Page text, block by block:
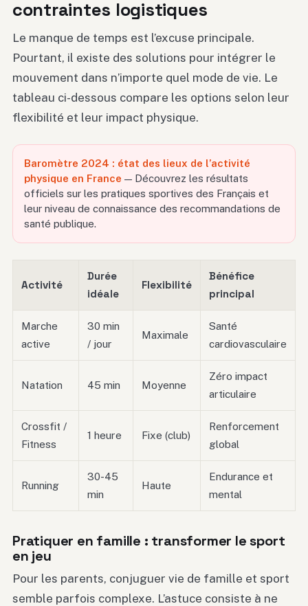
contraintes logistiques
Le manque de temps est l’excuse principale.
Pourtant, il existe des solutions pour intégrer le
mouvement dans n’importe quel mode de vie. Le
tableau ci-dessous compare les options selon leur
flexibilité et leur impact physique.
Baromètre 2024 : état des lieux de l’activité
physique en France — Découvrez les résultats
officiels sur les pratiques sportives des Français et
leur niveau de connaissance des recommandations de
santé publique.
Activité
Durée
idéale
Flexibilité
Bénéfice
principal
Marche
active
30 min
/ jour
Maximale
Santé
cardiovasculaire
Natation 45 min Moyenne
Zéro impact
articulaire
Crossfit /
Fitness
1 heure Fixe (club)
Renforcement
global
Running
30-45
min
Haute
Endurance et
mental
Pratiquer en famille : transformer le sport
en jeu
Pour les parents, conjuguer vie de famille et sport
semble parfois complexe. L’astuce consiste à ne